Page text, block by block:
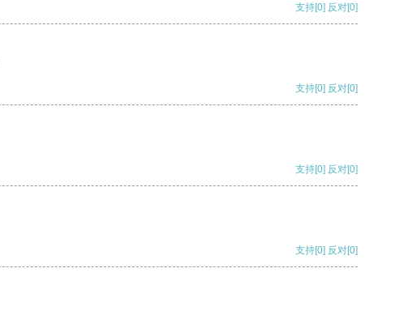
支持[0] 反对[0]
支持[0] 反对[0]
支持[0] 反对[0]
支持[0] 反对[0]